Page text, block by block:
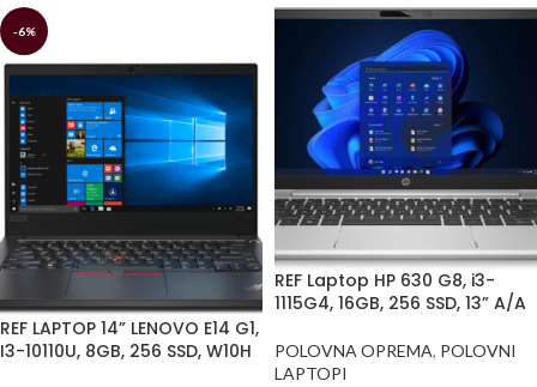
-6%
REF LAPTOP 14” LENOVO E14 G1,
I3-10110U, 8GB, 256 SSD, W10H
REF Laptop HP 630 G8, i3-
1115G4, 16GB, 256 SSD, 13” A/A
POLOVNA OPREMA, POLOVNI
LAPTOPI